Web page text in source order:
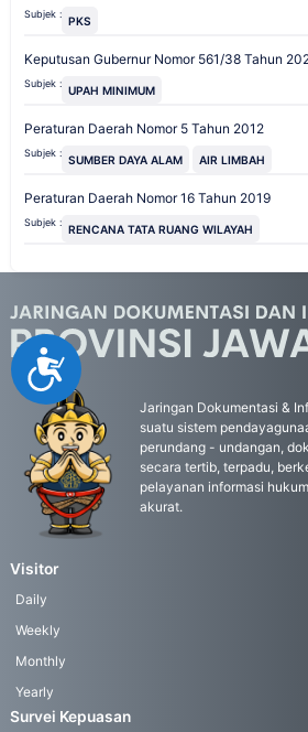
Accessibility
Subjek : PKS
Keputusan Gubernur Nomor 561/38 Tahun
Subjek : UPAH MINIMUM
Peraturan Daerah Nomor 5 Tahun 2012
Subjek : SUMBER DAYA ALAM AIR LIMBAH
Peraturan Daerah Nomor 16 Tahun 2019
Subjek : RENCANA TATA RUANG WILAYAH
Jaringan Dokumentasi &
suatu sistem
perundang - undangan,
secara tertib, terpadu,
pelayanan informasi
akurat.
Visitor
Daily
Weekly
Monthly
Yearly
Survei Kepuasan